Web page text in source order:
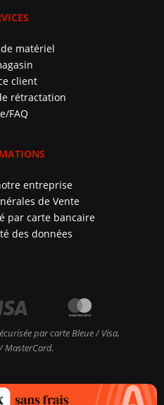
matériel
client
rétractation
FAQ
entreprise
de Vente
par carte bancaire
des données
par carte Bleue / Visa,
MasterCard.